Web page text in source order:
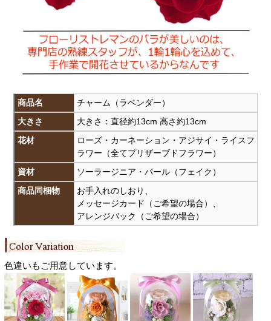
商品名
チャーム（ラベンダー）
大きさ
大きさ：直径約13cm 高さ約13cm
花材
ローズ・カーネーション・アジサイ・ライスフ
ラワー（全てプリザーブドフラワー）
資材
ソーラージニア・パール（フェイク）
商品同梱物
お手入れのしおり、
メッセージカード（ご希望の場合）、
アレンジバック（ご希望の場合）
色違いもご用意しています。